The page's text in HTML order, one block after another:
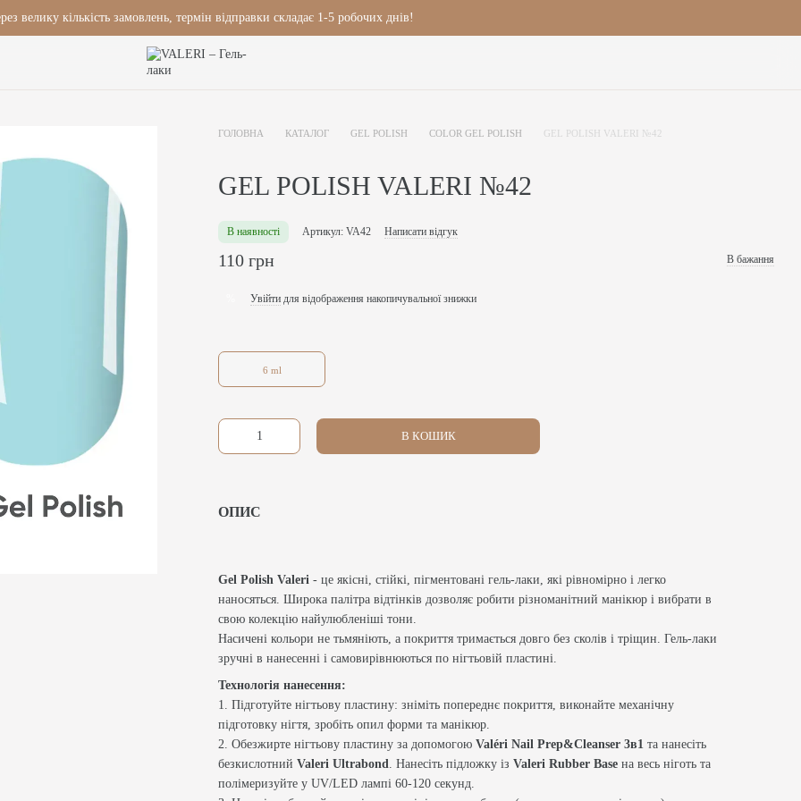
велику кількість замовлень, термін відправки складає 1-5 робочих днів!
ГОЛОВНА КАТАЛОГ GEL POLISH COLOR GEL POLISH GEL POLISH VALERI №42
GEL POLISH VALERI №42
В наявності Артикул: VA42 Написати відгук
110 грн В бажання
Увійти для відображення накопичувальної знижки
6 ml
В КОШИК
ОПИС
Gel Polish Valeri - це якісні, стійкі, пігментовані гель-лаки, які рівномірно і легко
наносяться. Широка палітра відтінків дозволяє робити різноманітний манікюр і вибрати в
свою колекцію найулюбленіші тони.
Насичені кольори не тьмяніють, а покриття тримається довго без сколів і тріщин. Гель-лаки
зручні в нанесенні і самовирівнюються по нігтьовій пластині.
Технологія нанесення:
1. Підготуйте нігтьову пластину: зніміть попереднє покриття, виконайте механічну
підготовку нігтя, зробіть опил форми та манікюр.
2. Обезжирте нігтьову пластину за допомогою Valéri Nail Prep&Cleanser 3в1 та нанесіть
безкислотний Valeri Ultrabond. Нанесіть підложку із Valeri Rubber Base на весь ніготь та
полімеризуйте у UV/LED лампі 60-120 секунд.